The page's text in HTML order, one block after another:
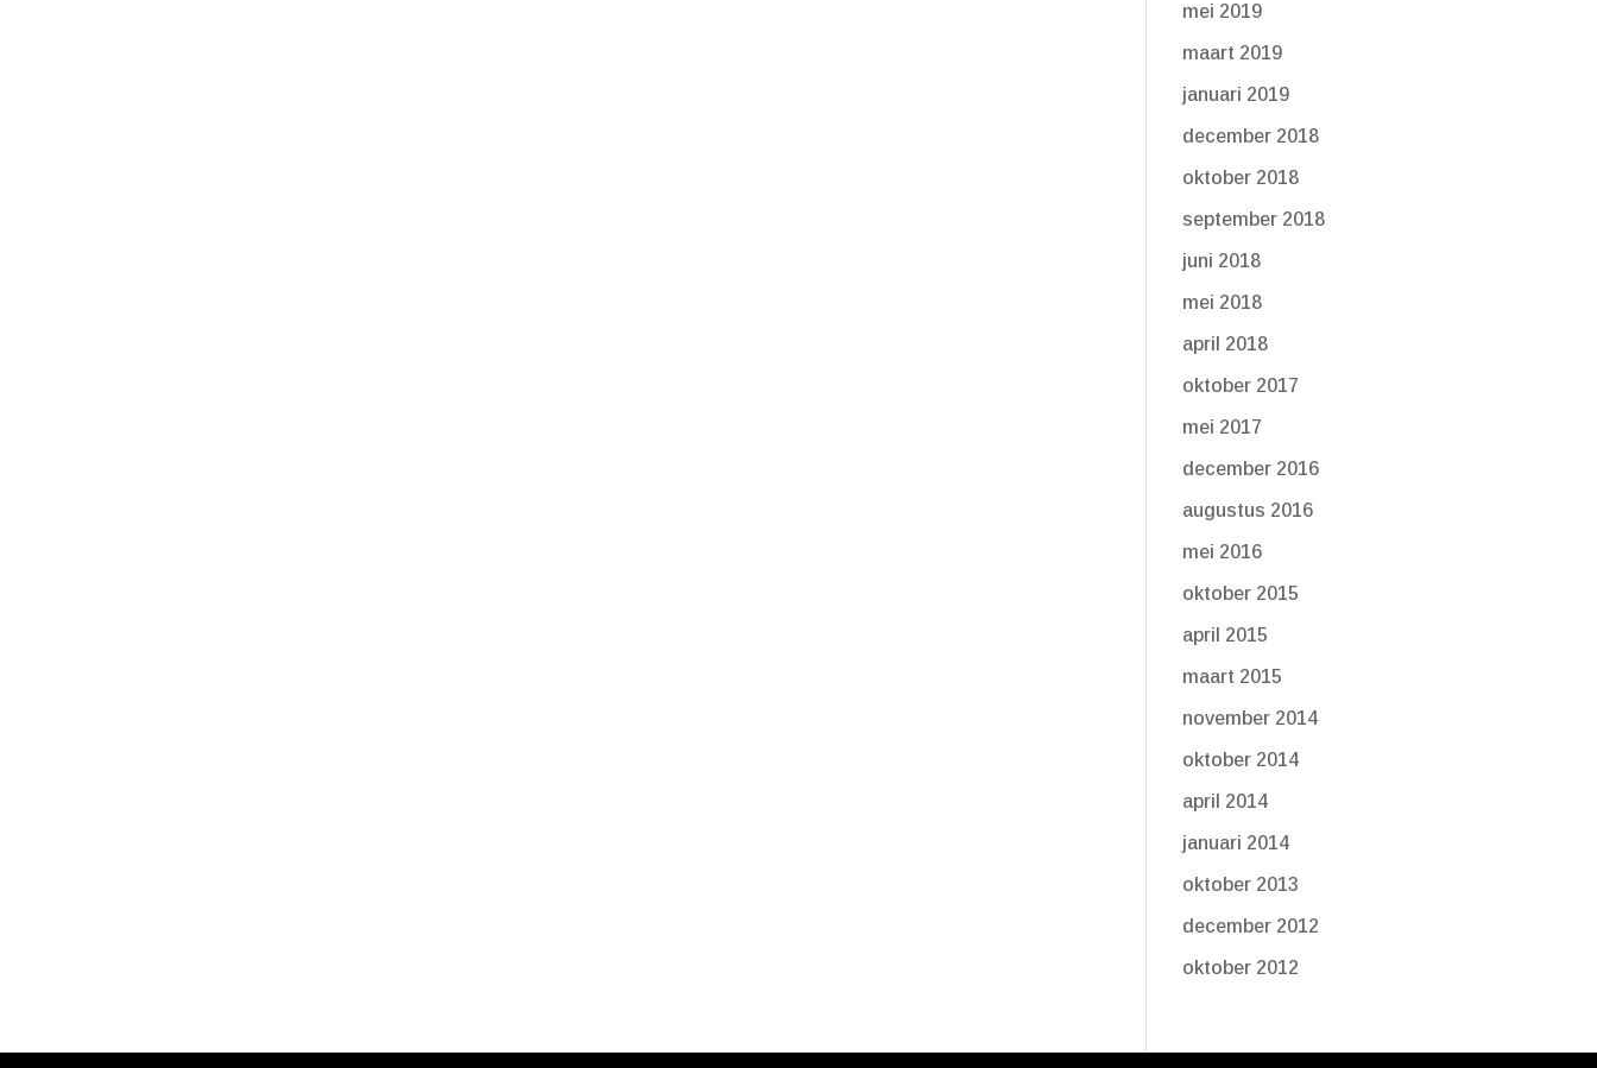
mei 2019
maart 2019
januari 2019
december 2018
oktober 2018
september 2018
juni 2018
mei 2018
april 2018
oktober 2017
mei 2017
december 2016
augustus 2016
mei 2016
oktober 2015
april 2015
maart 2015
november 2014
oktober 2014
april 2014
januari 2014
oktober 2013
december 2012
oktober 2012